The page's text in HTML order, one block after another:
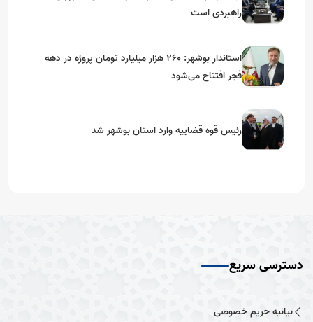
راهبردی است
استاندار بوشهر: ۲۶۰ هزار میلیارد تومان پروژه در دهه
فجر افتتاح می‌شود
رئیس قوه قضاییه وارد استان بوشهر شد
دسترسی سریع
بیانیه حریم خصوصی